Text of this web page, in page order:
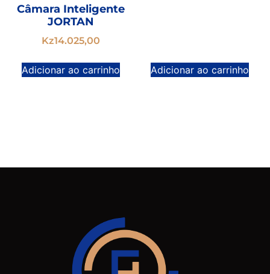
Câmara Inteligente
JORTAN
Kz14.025,00
Adicionar ao carrinho Adicionar ao carrinho